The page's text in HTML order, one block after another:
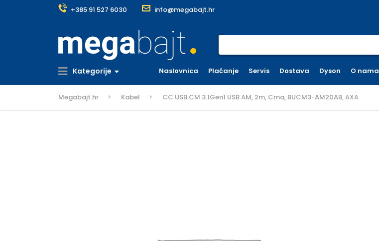
+385 91 527 6030 info@megabajt.hr
Kategorije Naslovnica Plaćanje Servis Dostava Dyson O nama
Megabajt.hr Kabel CC USB CM 3.1Gen1 USB AM, 2m, Crna, BUCM3-AM20AB, AXA